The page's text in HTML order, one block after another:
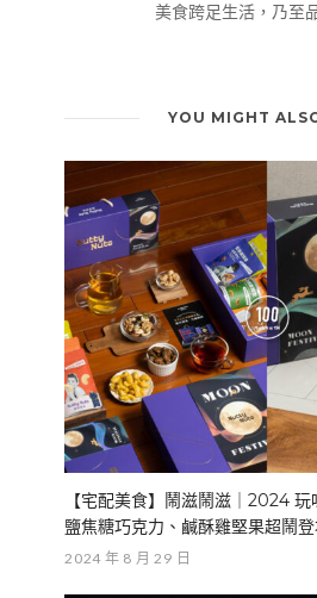
美食跨足生活，乃至
YOU MIGHT
【宅配美食】鬧滋鬧滋｜2024
鹽焦糖巧克力、鹹酥雞堅果超鬧登
2024 年 8 月 29 日